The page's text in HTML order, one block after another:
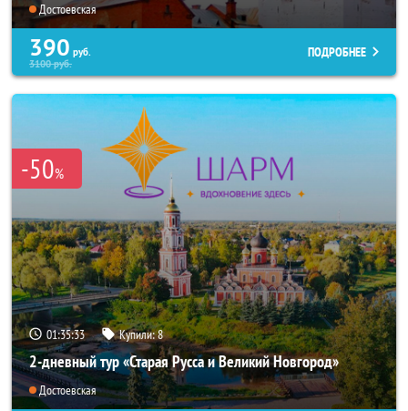
Достоевская
390 руб.
3100руб.
ПОДРОБНЕЕ
-50%
01:35:31 Купили:8
2-дневный тур «Старая Русса и Великий Новгород»
Достоевская